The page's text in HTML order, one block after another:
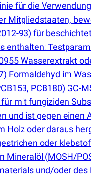
für die
Mitgliedstaaten,
93) für
enthalten:
Wasserextrakt
Formaldehyd im
PCB180)
mit fungiziden
und ist gegen einen
Holz oder daraus
oder
Mineralöl (MOSH/
und/oder